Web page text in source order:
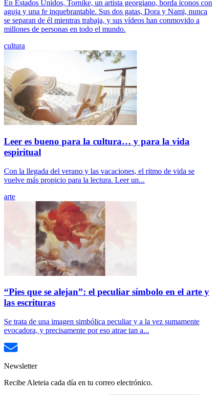
En Estados Unidos, Tornike, un artista georgiano, borda iconos con
aguja y una fe inquebrantable. Sus dos gatas, Dora y Nami, nunca
se separan de él mientras trabaja, y sus vídeos han conmovido a
millones de personas en todo el mundo.
cultura
Leer es bueno para la cultura… y para la vida
espiritual
Con la llegada del verano y las vacaciones, el ritmo de vida se
vuelve más propicio para la lectura. Leer un...
arte
“Pies que se alejan”: el peculiar símbolo en el arte y
las escrituras
Se trata de una imagen simbólica peculiar y a la vez sumamente
evocadora, y precisamente por eso atrae tan a...
Newsletter
Recibe Aleteia cada día en tu correo electrónico.